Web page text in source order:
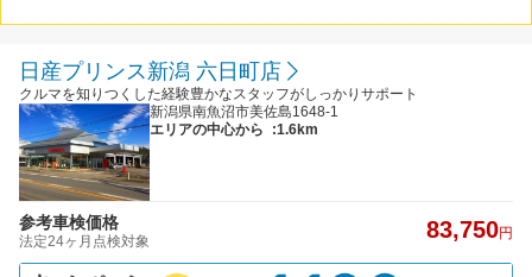
日産プリンス新潟 六日町店
クルマを知りつくした経験豊かなスタッフがしっかりサポート
新潟県南魚沼市美佐島1648-1
エリアの中心から
:1.6km
参考車検価格
法定24ヶ月点検対象 83,750円